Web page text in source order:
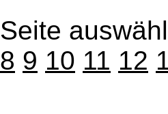
Seite
8 9 10 11 12